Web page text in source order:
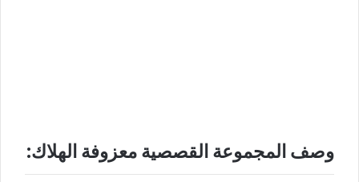
وصف المجموعة القصصية معزوفة الهلاك: